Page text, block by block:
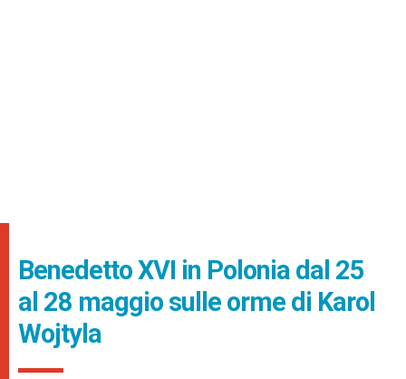
Benedetto XVI in Polonia dal 25
al 28 maggio sulle orme di Karol
Wojtyla